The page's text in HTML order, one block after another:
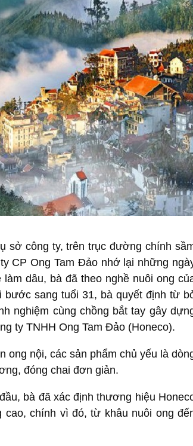
sở công ty, trên trục đường chính
CP Ong Tam Đảo nhớ lại những
dâu, bà đã theo nghề nuôi ong
sang tuổi 31, bà quyết định từ
nghiệm cùng chồng bắt tay gây
ty TNHH Ong Tam Đảo (Honeco).
ong nội, các sản phẩm chủ yếu là
đóng chai đơn giản.
bà đã xác định thương hiệu
chính vì đó, từ khâu nuôi ong